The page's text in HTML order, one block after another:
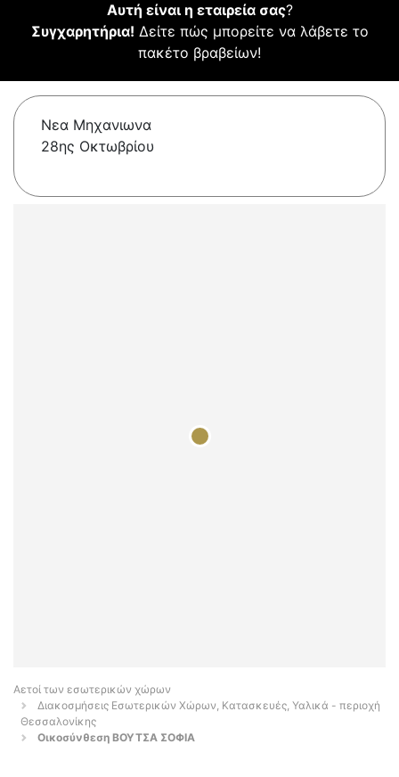
Αυτή είναι η εταιρεία σας?
Συγχαρητήρια! Δείτε πώς μπορείτε να λάβετε το
πακέτο βραβείων!
Νεα Μηχανιωνα
28ης Οκτωβρίου
Αετοί των εσωτερικών χώρων
Διακοσμήσεις Εσωτερικών Χώρων, Κατασκευές, Υαλικά - περιοχή
Θεσσαλονίκης
Οικοσύνθεση ΒΟΥΤΣΑ ΣΟΦΙΑ